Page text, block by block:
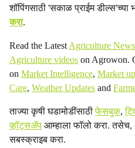
शॉपिंगसाठी 'सकाळ प्राईम डील्स'च्या
करा.
Read the Latest Agriculture
Agriculture videos on Agrowon.
on Market Intelligence, Market
Care, Weather Updates and
ताज्या कृषी घडामोडींसाठीफेसबुक,
व्हॉट्सॲप आम्हाला फॉलो करा. तसेच,
सबस्क्राइब करा.